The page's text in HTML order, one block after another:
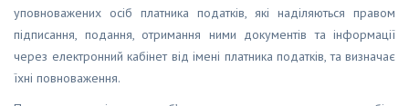
уповноважених осіб платника податків, які наділяються правом
підписання, подання, отримання ними документів та інформації
через електронний кабінет від імені платника податків, та визначає
їхні повноваження.